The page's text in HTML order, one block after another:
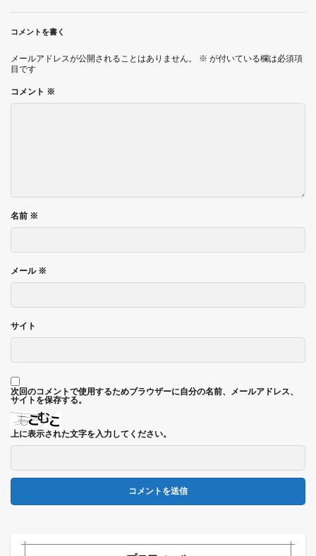
コメントを書く
メールアドレスが公開されることはありません。 ※ が付いている欄は必須項
目です
コメント ※
名前 ※
メール ※
サイト
次回のコメントで使用するためブラウザーに自分の名前、メールアドレス、
サイトを保存する。
上に表示された文字を入力してください。